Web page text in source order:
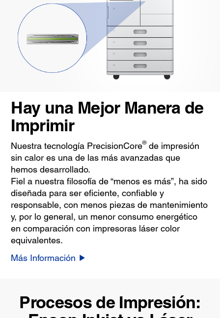
Hay una Mejor Manera de
Imprimir
Nuestra tecnología PrecisionCore®de impresión
sin calor es una de las más avanzadas que
hemos desarrollado.
Fiel a nuestra filosofía de “menos es más”, ha sido
diseñada para ser eficiente, confiable y
responsable, con menos piezas de mantenimiento
y, por lo general, un menor consumo energético
en comparación con impresoras láser color
equivalentes.
Más Información
Procesos de Impresión: